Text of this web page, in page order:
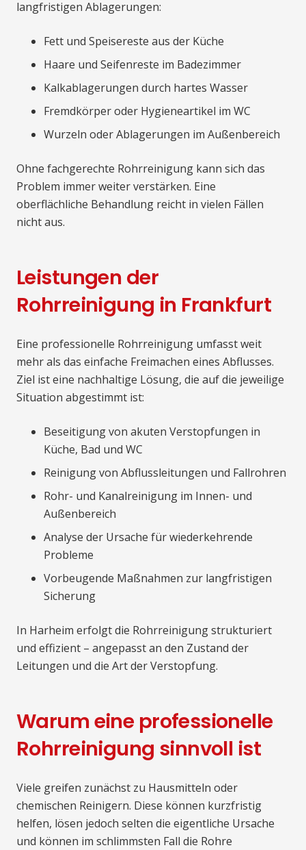
langfristigen Ablagerungen:
Fett und Speisereste aus der Küche
Haare und Seifenreste im Badezimmer
Kalkablagerungen durch hartes Wasser
Fremdkörper oder Hygieneartikel im WC
Wurzeln oder Ablagerungen im Außenbereich
Ohne fachgerechte Rohrreinigung kann sich das
Problem immer weiter verstärken. Eine
oberflächliche Behandlung reicht in vielen Fällen
nicht aus.
Leistungen der
Rohrreinigung in Frankfurt
Eine professionelle Rohrreinigung umfasst weit
mehr als das einfache Freimachen eines Abflusses.
Ziel ist eine nachhaltige Lösung, die auf die jeweilige
Situation abgestimmt ist:
Beseitigung von akuten Verstopfungen in
Küche, Bad und WC
Reinigung von Abflussleitungen und Fallrohren
Rohr- und Kanalreinigung im Innen- und
Außenbereich
Analyse der Ursache für wiederkehrende
Probleme
Vorbeugende Maßnahmen zur langfristigen
Sicherung
In Harheim erfolgt die Rohrreinigung strukturiert
und effizient – angepasst an den Zustand der
Leitungen und die Art der Verstopfung.
Warum eine professionelle
Rohrreinigung sinnvoll ist
Viele greifen zunächst zu Hausmitteln oder
chemischen Reinigern. Diese können kurzfristig
helfen, lösen jedoch selten die eigentliche Ursache
und können im schlimmsten Fall die Rohre